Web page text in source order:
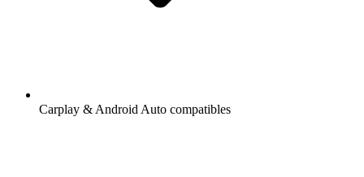
Carplay & Android Auto compatibles